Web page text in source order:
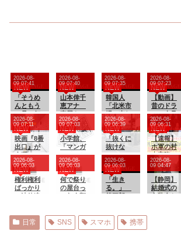
「そうめ
んともう
一品」何
にする？
NEW
2026-08-
09 07:41
山本倖千
恵アナ
直履きレ
ギンスで
激しく乳
揺れトレ
ーニン
グ！！
【GIF動画
あり】
NEW
2026-08-
09 07:40
韓国人
「北米市
場で売れ
まくりト
ヨタに続
き日本の
ホンダや
スズキも
今年第2四
半期に大
幅な黒字
を記
事なV字回
復‥」
NEW
2026-08-
09 07:35
【動画】
昔のドラ
マ、今見
るとアウ
トすぎる
ｗｗｗｗ
ｗｗｗｗ
ｗ
NEW
2026-08-
09 07:23
映画『8番
出口』が
金曜ロー
ドショー
にて放送
NEW
2026-08-
09 07:11
小学館、
「マンガ
ワン」と
は別の大
問題が判
明してし
まう…
NEW
2026-08-
09 07:03
「抜くに
抜けな
い……」
自転車の
青切符導
入で”車道
ハミ出
NEW
2026-08-
09 06:39
【速報】
ホ軍の村
上宗隆、2
試合連続
の26号‼
NEW
2026-08-
09 06:31
権利権利
ばっかり
パワハラ
で仕事で
NEW
2026-08-
09 06:03
何で祭り
の屋台っ
NEW
2026-08-
09 06:03
「生き
る。」
４０１話
NEW
2026-08-
09 06:03
【静岡】
結婚式の
2026-08-
09 04:47
日常 SNS スマホ 携帯